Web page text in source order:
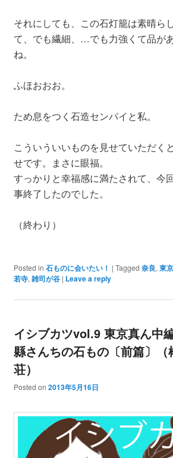
それにしても、この石灯籠は素晴ら
て、でも繊細、…でも力強くて品が
ね。
ふほおおお。
ため息をつく石造センパイと私。
こういういいものを見せていただく
せです。まさに眼福。
すっかりと幸福感に満たされて、今
事終了したのでした。
（終わり）
Posted in 石ものに会いたい！ | Tagged 奈良,東京
若寺,雑司が谷 | Leave a reply
イシブカツvol.9 東京真ん中
縣さんちの石もの〔前篇〕（
荘）
Posted on 2013年5月16日